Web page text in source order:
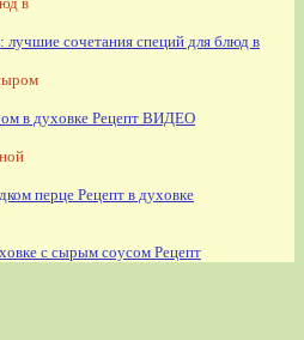
сочетания специй для блюд в
в духовке Рецепт ВИДЕО
перце Рецепт в духовке
с сырым соусом Рецепт